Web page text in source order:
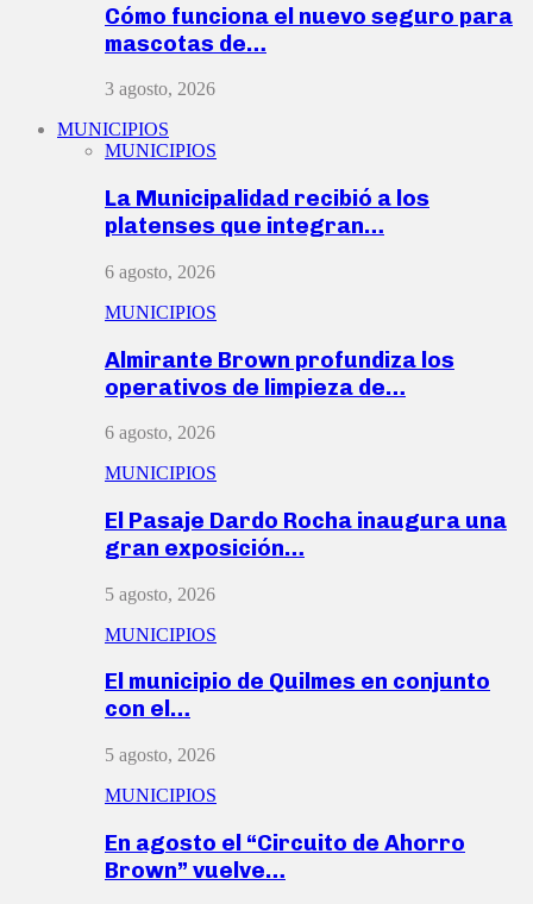
Cómo funciona el nuevo seguro para
mascotas de…
3 agosto, 2026
MUNICIPIOS
MUNICIPIOS
La Municipalidad recibió a los
platenses que integran…
6 agosto, 2026
MUNICIPIOS
Almirante Brown profundiza los
operativos de limpieza de…
6 agosto, 2026
MUNICIPIOS
El Pasaje Dardo Rocha inaugura una
gran exposición…
5 agosto, 2026
MUNICIPIOS
El municipio de Quilmes en conjunto
con el…
5 agosto, 2026
MUNICIPIOS
En agosto el “Circuito de Ahorro
Brown” vuelve…